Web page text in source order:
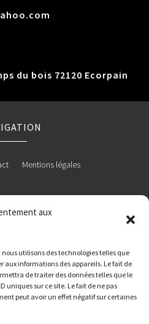
aux
utilisons des technologies telles que
aux informations des appareils. Le fait de
de traiter des données telles que le
uniques sur ce site. Le fait de ne pas
peut avoir un effet négatif sur certaines
du bois 72120 Ecorpain
Mentions légales